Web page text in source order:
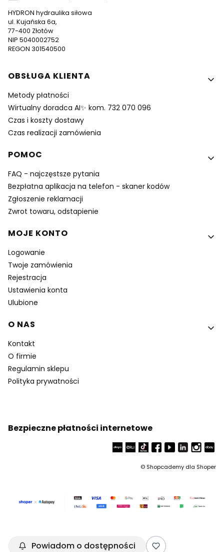
HYDRON hydraulika siłowa
ul. Kujańska 6a,
77-400 Złotów
NIP 5040002752
REGON 301540500
Linki w stopce
OBSŁUGA KLIENTA
Metody płatności
Wirtualny doradca AI✨ kom. 732 070 096
Czas i koszty dostawy
Czas realizacji zamówienia
POMOC
FAQ - najczęstsze pytania
Bezpłatna aplikacja na telefon - skaner kodów
Zgłoszenie reklamacji
Zwrot towaru, odstapienie
MOJE KONTO
Logowanie
Twoje zamówienia
Rejestracja
Ustawienia konta
Ulubione
O NAS
Kontakt
O firmie
Regulamin sklepu
Polityka prywatności
Bezpieczne płatności internetowe
© Shopcademy dla Shoper
Powiadom o dostępności